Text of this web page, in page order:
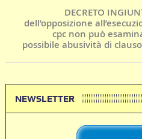
DECRETO
dell’opposizione
cpc non può
possibile abusività di
NEWSLETTER